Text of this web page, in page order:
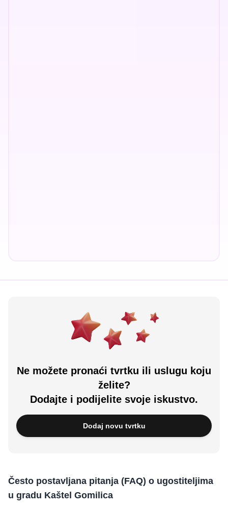
Ne možete pronaći tvrtku ili uslugu koju
želite?
Dodajte i podijelite svoje iskustvo.
Dodaj novu tvrtku
Često postavljana pitanja (FAQ) o ugostiteljima
u gradu Kaštel Gomilica